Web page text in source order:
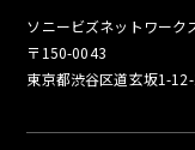
ソニービズネットワーク
〒150-0043
東京都渋谷区道玄坂1-